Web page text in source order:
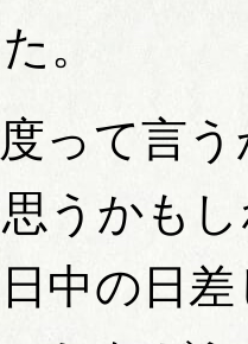
。
って言
うかも
中の日